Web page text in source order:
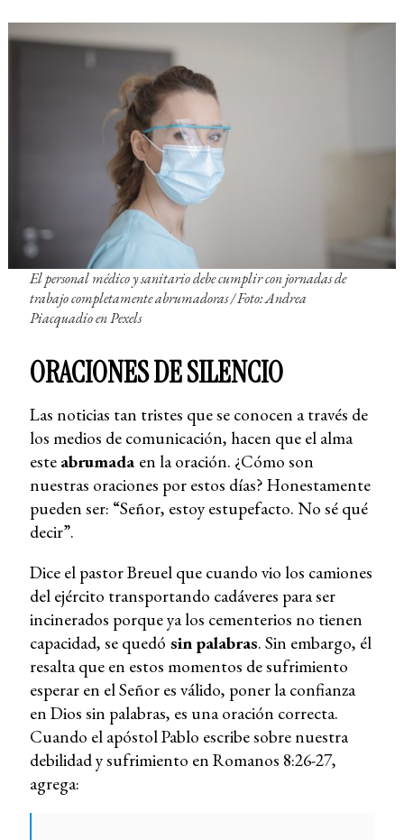
El personal médico y sanitario debe cumplir con jornadas de
trabajo completamente abrumadoras / Foto: Andrea
Piacquadio en Pexels
ORACIONES DE SILENCIO
Las noticias tan tristes que se conocen a través de
los medios de comunicación, hacen que el alma
este abrumada en la oración. ¿Cómo son
nuestras oraciones por estos días? Honestamente
pueden ser: “Señor, estoy estupefacto. No sé qué
decir”.
Dice el pastor Breuel que cuando vio los camiones
del ejército transportando cadáveres para ser
incinerados porque ya los cementerios no tienen
capacidad, se quedó sin palabras. Sin embargo, él
resalta que en estos momentos de sufrimiento
esperar en el Señor es válido, poner la confianza
en Dios sin palabras, es una oración correcta.
Cuando el apóstol Pablo escribe sobre nuestra
debilidad y sufrimiento en Romanos 8:26-27,
agrega: